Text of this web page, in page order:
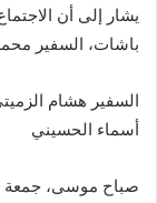
يشار إلى أن
باشات، السفير
السفير هشام
أسماء الحسيني
صباح موسى، جمعة